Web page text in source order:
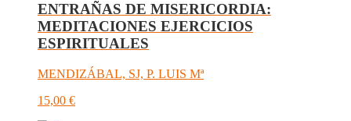
ENTRAÑAS DE MISERICORDIA:
MEDITACIONES EJERCICIOS
ESPIRITUALES
MENDIZÁBAL, SJ, P. LUIS Mª
15,00 €